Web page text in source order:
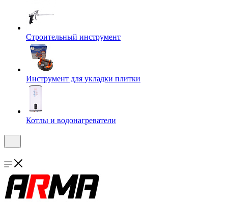
Строительный инструмент
Инструмент для укладки плитки
Котлы и водонагреватели